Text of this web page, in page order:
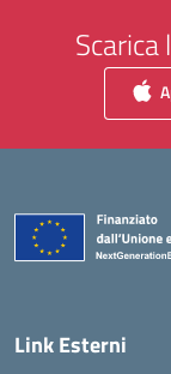
Link Esterni